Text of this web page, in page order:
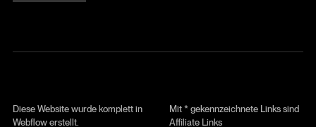
Diese Website wurde komplett in
Webflow erstellt.
Mit * gekennzeichnete Links sind
Affiliate Links